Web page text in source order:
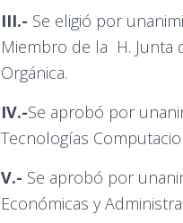
III.- Se eligió por
Miembro de la H. Junta
Orgánica.
IV.-Se aprobó por
Tecnologías
V.- Se aprobó por
Económicas y